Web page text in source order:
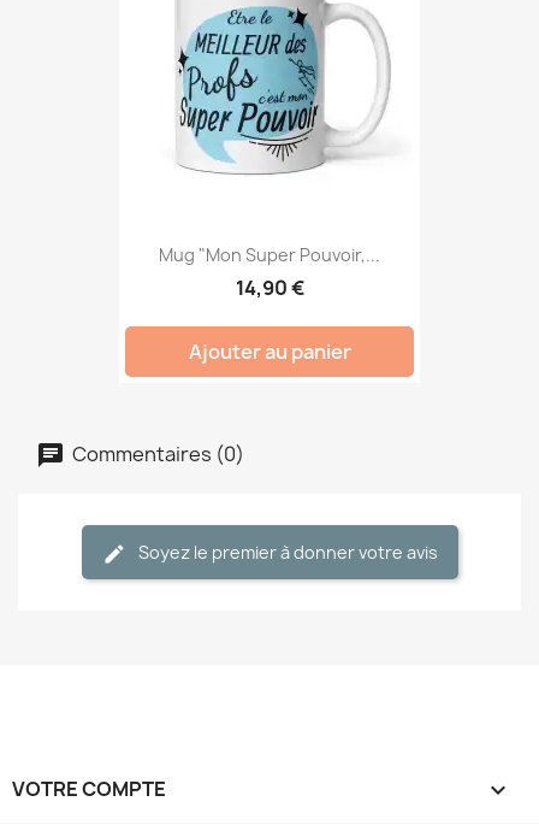
Mug "Mon Super Pouvoir,...
14,90 €
Ajouter au panier
Commentaires (0)
Soyez le premier à donner votre avis
VOTRE COMPTE 